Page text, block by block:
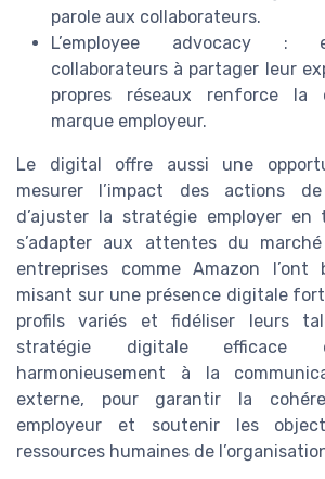
parole aux collaborateurs.
L’employee advocacy :
collaborateurs à partager leur
propres réseaux renforce la
marque employeur.
Le digital offre aussi une
mesurer l’impact des actions de
d’ajuster la stratégie employer
s’adapter aux attentes du
entreprises comme Amazon l’ont
misant sur une présence digitale
profils variés et fidéliser leurs
stratégie digitale efficace
harmonieusement à la
externe, pour garantir la
employeur et soutenir les
ressources humaines de